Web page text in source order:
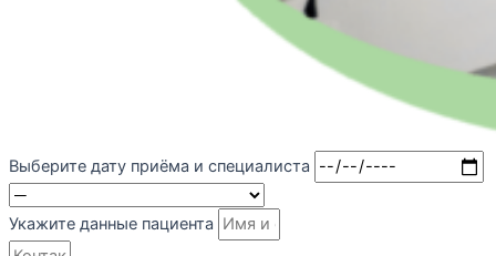
Выберите дату приёма и специалиста
Укажите данные пациента